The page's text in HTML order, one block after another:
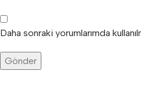
Daha sonraki yorumlarımda